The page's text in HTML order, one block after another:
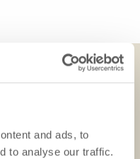
and ads, to
to analyse our traffic.